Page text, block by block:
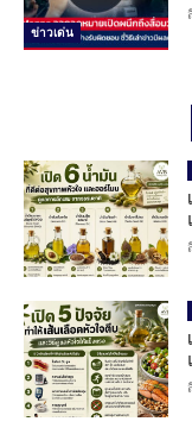
ข่าวเด่น